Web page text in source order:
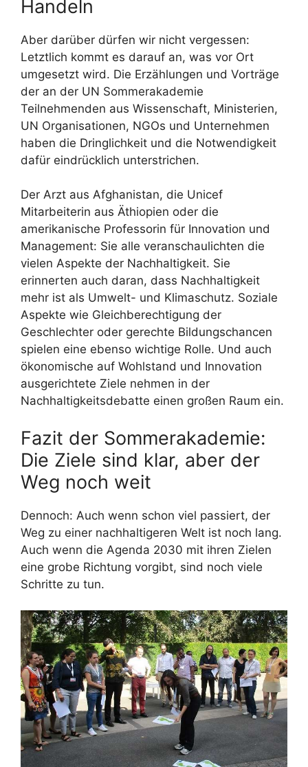
Handeln
Aber darüber dürfen wir nicht vergessen:
Letztlich kommt es darauf an, was vor Ort
umgesetzt wird. Die Erzählungen und Vorträge
der an der UN Sommerakademie
Teilnehmenden aus Wissenschaft, Ministerien,
UN Organisationen, NGOs und Unternehmen
haben die Dringlichkeit und die Notwendigkeit
dafür eindrücklich unterstrichen.
Der Arzt aus Afghanistan, die Unicef
Mitarbeiterin aus Äthiopien oder die
amerikanische Professorin für Innovation und
Management: Sie alle veranschaulichten die
vielen Aspekte der Nachhaltigkeit. Sie
erinnerten auch daran, dass Nachhaltigkeit
mehr ist als Umwelt- und Klimaschutz. Soziale
Aspekte wie Gleichberechtigung der
Geschlechter oder gerechte Bildungschancen
spielen eine ebenso wichtige Rolle. Und auch
ökonomische auf Wohlstand und Innovation
ausgerichtete Ziele nehmen in der
Nachhaltigkeitsdebatte einen großen Raum ein.
Fazit der Sommerakademie:
Die Ziele sind klar, aber der
Weg noch weit
Dennoch: Auch wenn schon viel passiert, der
Weg zu einer nachhaltigeren Welt ist noch lang.
Auch wenn die Agenda 2030 mit ihren Zielen
eine grobe Richtung vorgibt, sind noch viele
Schritte zu tun.